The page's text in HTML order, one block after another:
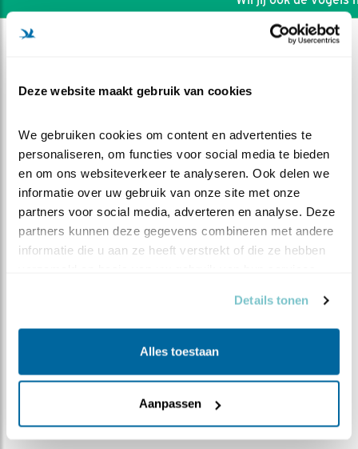
Deze website maakt gebruik van cookies
We gebruiken cookies om content en advertenties te
personaliseren, om functies voor social media te bieden
en om ons websiteverkeer te analyseren. Ook delen we
informatie over uw gebruik van onze site met onze
partners voor social media, adverteren en analyse. Deze
partners kunnen deze gegevens combineren met andere
informatie die u aan ze heeft verstrekt of die ze hebben
Details tonen
Alles toestaan
Aanpassen
Opeens uil in de kast
Geert | Geplaatst op 27 juni 2022, 2:17 |
|
Bewaar dit filmpje|
563x
Vrouw steenuil snelt de nestkast in, ze is er weken niet
geweest. Man steenuil is ook geïnteresseerd